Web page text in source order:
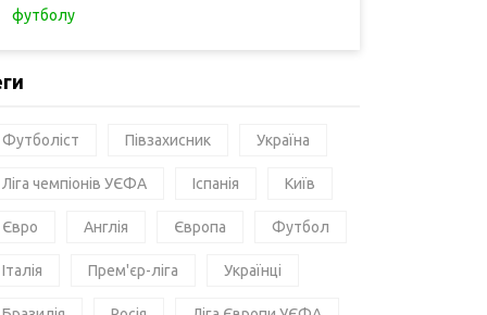
футболу
Футболіст Півзахисник Україна
Ліга чемпіонів УЄФА Іспанія Київ
Євро Англія Європа Футбол
Італія Прем'єр-ліга Українці